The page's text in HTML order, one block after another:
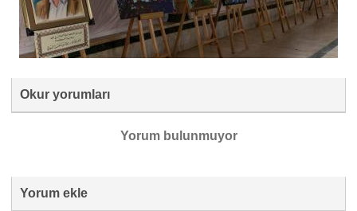
Okur yorumları
Yorum bulunmuyor
Yorum ekle